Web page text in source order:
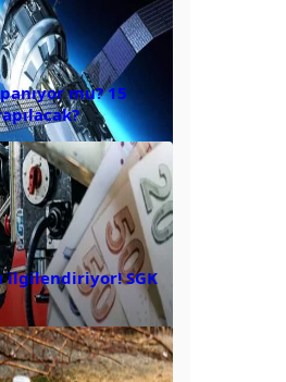
mu? 15
ilgilendiriyor! SGK